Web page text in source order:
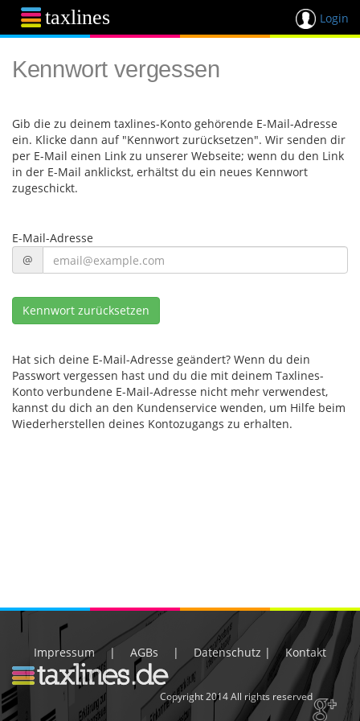
taxlines Login
Kennwort vergessen
Gib die zu deinem taxlines-Konto gehörende E-Mail-Adresse
ein. Klicke dann auf "Kennwort zurücksetzen". Wir senden dir
per E-Mail einen Link zu unserer Webseite; wenn du den Link
in der E-Mail anklickst, erhältst du ein neues Kennwort
zugeschickt.
E-Mail-Adresse
@
Kennwort zurücksetzen
Hat sich deine E-Mail-Adresse geändert? Wenn du dein
Passwort vergessen hast und du die mit deinem Taxlines-
Konto verbundene E-Mail-Adresse nicht mehr verwendest,
kannst du dich an den Kundenservice wenden, um Hilfe beim
Wiederherstellen deines Kontozugangs zu erhalten.
Impressum | AGBs | Datenschutz | Kontakt
Copyright 2014 All rights reserved